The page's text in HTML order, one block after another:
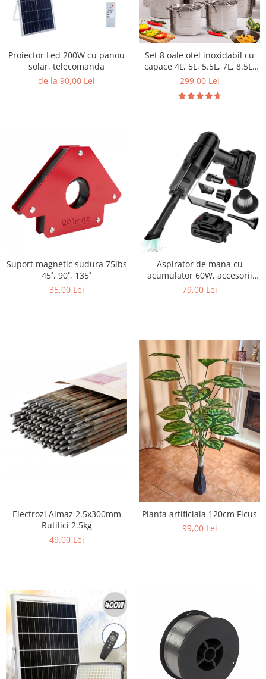
Proiector Led 200W cu panou
solar, telecomanda
de la 90,00 Lei
Set 8 oale otel inoxidabil cu
capace 4L, 5L, 5.5L, 7L, 8.5L,
10L, 11L, 13L
299,00 Lei
Suport magnetic sudura 75lbs
45˚, 90˚, 135˚
35,00 Lei
Aspirator de mana cu
acumulator 60W, accesorii
incluse, suflanta
79,00 Lei
Electrozi Almaz 2.5x300mm
Rutilici 2.5kg
49,00 Lei
Planta artificiala 120cm Ficus
99,00 Lei